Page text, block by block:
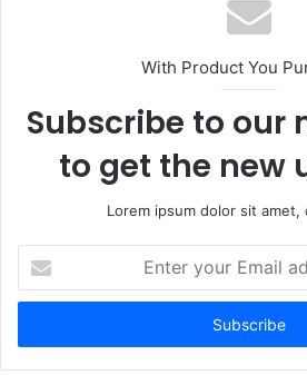
With Product You
Subscribe to our
to get the new
Lorem ipsum dolor sit amet,
your
Email